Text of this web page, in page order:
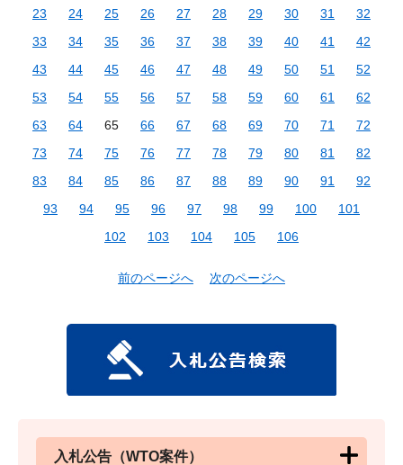
23
24 25 26 27 28 29 30 31
32
33
34 35 36 37 38 39 40 41
42
43
44 45 46 47 48 49 50 51
52
53
54 55 56 57 58 59 60 61
62
63
64 65 66 67 68 69 70 71
72
73
74 75 76 77 78 79 80 81
82
83
84 85 86 87 88 89 90 91
92
93
94 95 96 97 98 99 100
101
102
103 104 105 106
前のページへ 次のページへ
入札公告（WTO案件）